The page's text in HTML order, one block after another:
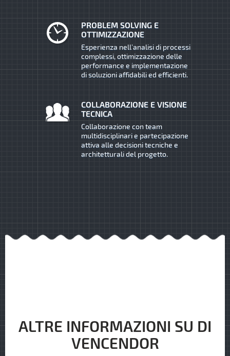
PROBLEM SOLVING E
OTTIMIZZAZIONE
Esperienza nell’analisi di processi
complessi, ottimizzazione delle
performance e implementazione
di soluzioni affidabili ed efficienti.
COLLABORAZIONE E VISIONE
TECNICA
Collaborazione con team
multidisciplinari e partecipazione
attiva alle decisioni tecniche e
architetturali del progetto.
ALTRE INFORMAZIONI SU DI
VENCENDOR